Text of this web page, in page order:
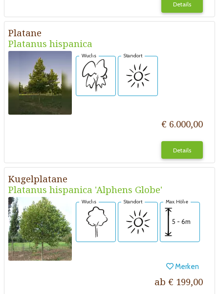
Details
Platane
Platanus hispanica
Wuchs Standort
€ 6.000,00
Details
Kugelplatane
Platanus hispanica 'Alphens Globe'
Wuchs Standort Max. Höhe
5 - 6m
Merken
ab € 199,00